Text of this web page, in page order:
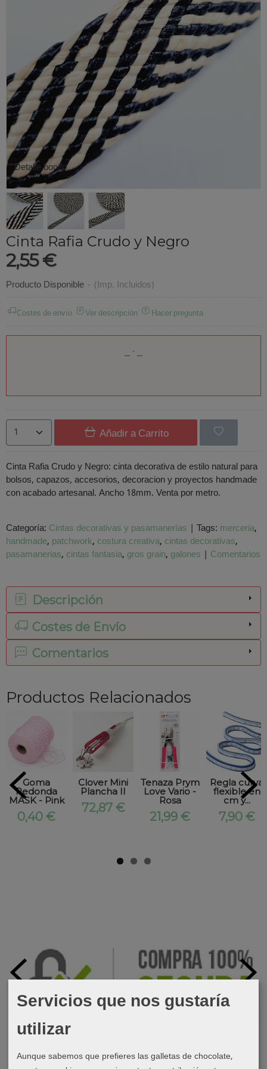
Detalle bonito
Cinta Rafia Crudo y Negro
2,55 €
Producto Disponible - (Imp. Incluidos)
Costes de envío Ver descripción Hacer pregunta
Añadir a Carrito
Cinta Rafia Crudo y Negro: cinta decorativa de estilo natural para
bolsos, capazos, accesorios, decoracion y proyectos handmade
con acabado artesanal. Ancho 18mm. Venta por metro.
Categoría: Cintas decorativas y pasamanerías | Tags: merceria
handmade patchwork costura creativa cintas decorativas
pasamanerias cintas fantasia gros grain galones | Comentarios
Descripción
Costes de Envío
Comentarios
Productos Relacionados
Goma
Redonda
MASK - Pink
0,40 €
Clover Mini
Plancha II
72,87 €
Tenaza Prym
Love Vario -
Rosa
21,99 €
Regla curva
flexible en
cm y...
7,90 €
Servicios que nos gustaría
utilizar
Aunque sabemos que prefieres las galletas de chocolate,